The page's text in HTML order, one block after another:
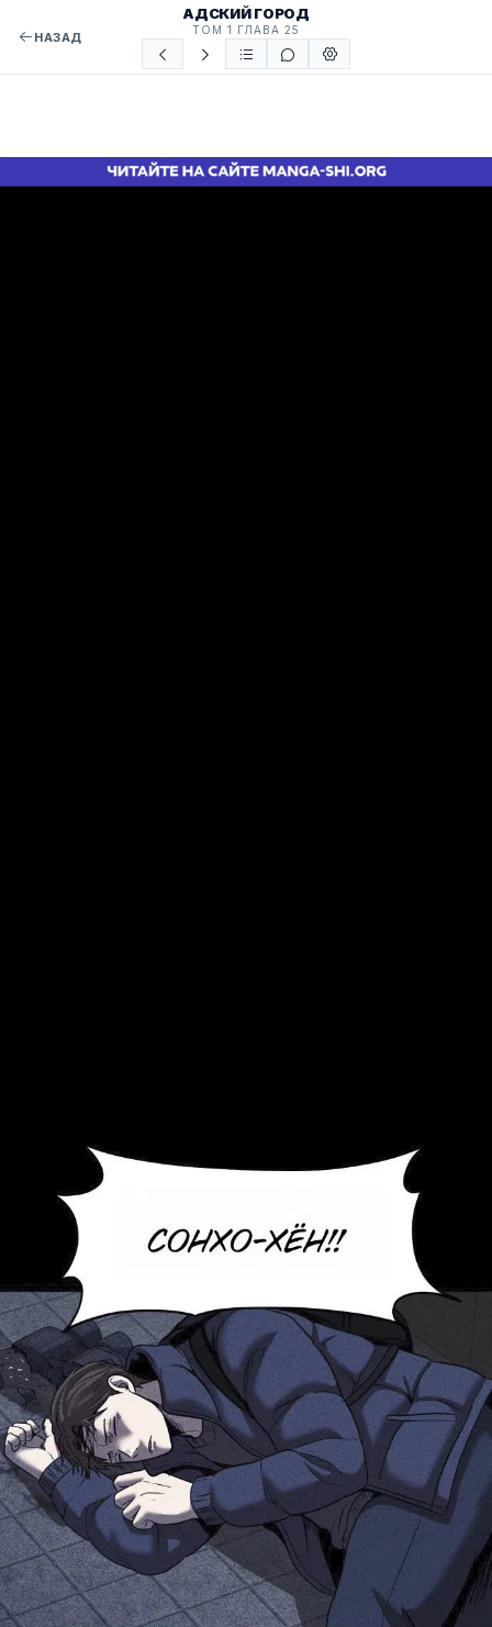
НАЗАД
АДСКИЙ ГОРОД
ТОМ 1 ГЛАВА 25